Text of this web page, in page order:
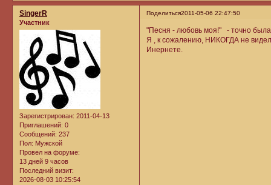
Поделиться2011-05-06 22:47:50
SingerR
Участник
Зарегистрирован: 2011-04-13
Приглашений: 0
Сообщений: 237
Пол: Мужской
Провел на форуме:
13 дней 9 часов
Последний визит:
2026-08-03 10:25:54
"Песня - любовь моя!" - точно
Я , к сожалению, НИКОГДА не видел
Инернете.